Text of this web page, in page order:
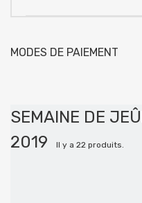
MODES DE PAIEMENT
SEMAINE DE
2019
Il y a 22 produits.